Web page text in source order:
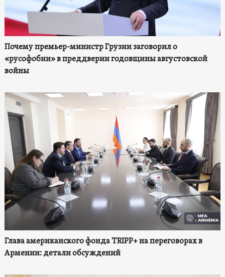
Почему премьер-министр Грузии заговорил о
«русофобии» в преддверии годовщины августовской
войны
Глава американского фонда TRIPP+ на переговорах в
Армении: детали обсуждений